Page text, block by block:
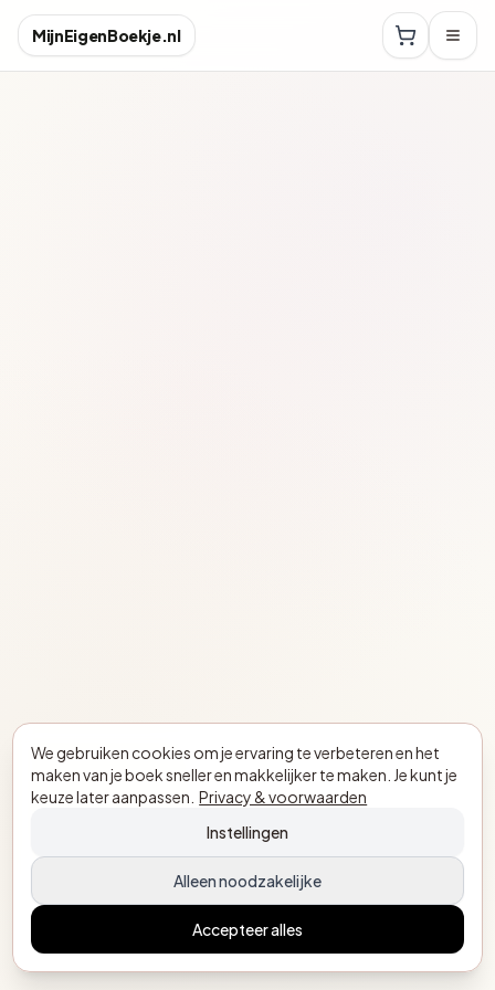
MijnEigenBoekje.nl
We gebruiken cookies om je ervaring te verbeteren en het
maken van je boek sneller en makkelijker te maken. Je kunt je
keuze later aanpassen. Privacy & voorwaarden
Instellingen
Alleen noodzakelijke
Accepteer alles